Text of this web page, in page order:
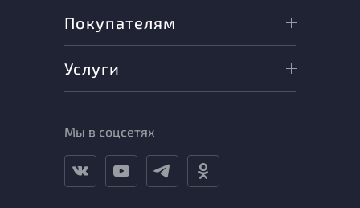
Покупателям
Услуги
Мы в соцсетях